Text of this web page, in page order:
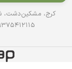
کرج، مشکین‌دشت،